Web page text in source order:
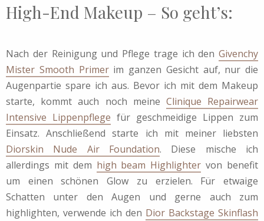
High-End Makeup – So geht’s:
Nach der Reinigung und Pflege trage ich den Givenchy
Mister Smooth Primerim ganzen Gesicht auf, nur die
Augenpartie spare ich aus. Bevor ich mit dem Makeup
starte, kommt auch noch meine Clinique Repairwear
Intensive Lippenpflege für geschmeidige Lippen zum
Einsatz. Anschließend starte ich mit meiner liebsten
Diorskin Nude Air Foundation. Diese mische ich
allerdings mit dem high beam Highlighter von benefit
um einen schönen Glow zu erzielen. Für etwaige
Schatten unter den Augen und gerne auch zum
highlighten, verwende ich den Dior Backstage Skinflash